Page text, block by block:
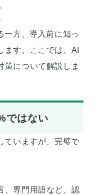
一方、導入前に知っ
ます。ここでは、AI
策について解説しま
ではない
ていますが、完璧で
、専門用語など、認